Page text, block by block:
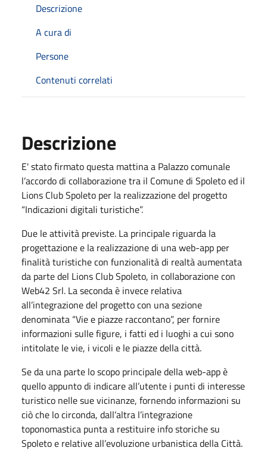
Descrizione
A cura di
Persone
Contenuti correlati
Descrizione
E' stato firmato questa mattina a Palazzo comunale
l’accordo di collaborazione tra il Comune di Spoleto ed il
Lions Club Spoleto per la realizzazione del progetto
“Indicazioni digitali turistiche”.
Due le attività previste. La principale riguarda la
progettazione e la realizzazione di una web-app per
finalità turistiche con funzionalità di realtà aumentata
da parte del Lions Club Spoleto, in collaborazione con
Web42 Srl. La seconda è invece relativa
all’integrazione del progetto con una sezione
denominata “Vie e piazze raccontano”, per fornire
informazioni sulle figure, i fatti ed i luoghi a cui sono
intitolate le vie, i vicoli e le piazze della città.
Se da una parte lo scopo principale della web-app è
quello appunto di indicare all’utente i punti di interesse
turistico nelle sue vicinanze, fornendo informazioni su
ciò che lo circonda, dall’altra l’integrazione
toponomastica punta a restituire info storiche su
Spoleto e relative all’evoluzione urbanistica della Città.